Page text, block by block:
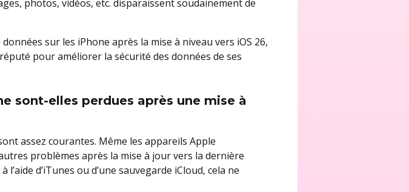
photos, vidéos, etc. disparaissent soudainement de
sur les iPhone après la mise à niveau vers iOS 26,
pour améliorer la sécurité des données de ses
sont-elles perdues après une mise à
assez courantes. Même les appareils Apple
problèmes après la mise à jour vers la dernière
d’iTunes ou d’une sauvegarde iCloud, cela ne